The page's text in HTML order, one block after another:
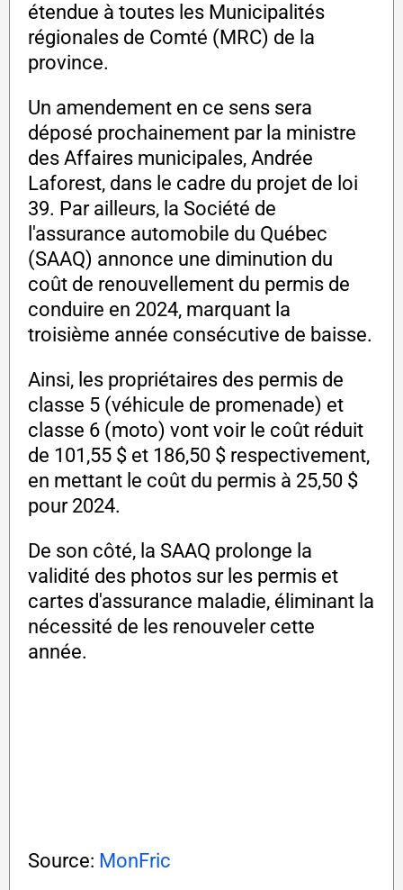
étendue à toutes les Municipalités
régionales de Comté (MRC) de la
province.
Un amendement en ce sens sera
déposé prochainement par la ministre
des Affaires municipales, Andrée
Laforest, dans le cadre du projet de loi
39. Par ailleurs, la Société de
l'assurance automobile du Québec
(SAAQ) annonce une diminution du
coût de renouvellement du permis de
conduire en 2024, marquant la
troisième année consécutive de baisse.
Ainsi, les propriétaires des permis de
classe 5 (véhicule de promenade) et
classe 6 (moto) vont voir le coût réduit
de 101,55 $ et 186,50 $ respectivement,
en mettant le coût du permis à 25,50 $
pour 2024.
De son côté, la SAAQ prolonge la
validité des photos sur les permis et
cartes d'assurance maladie, éliminant la
nécessité de les renouveler cette
année.
Source: MonFric